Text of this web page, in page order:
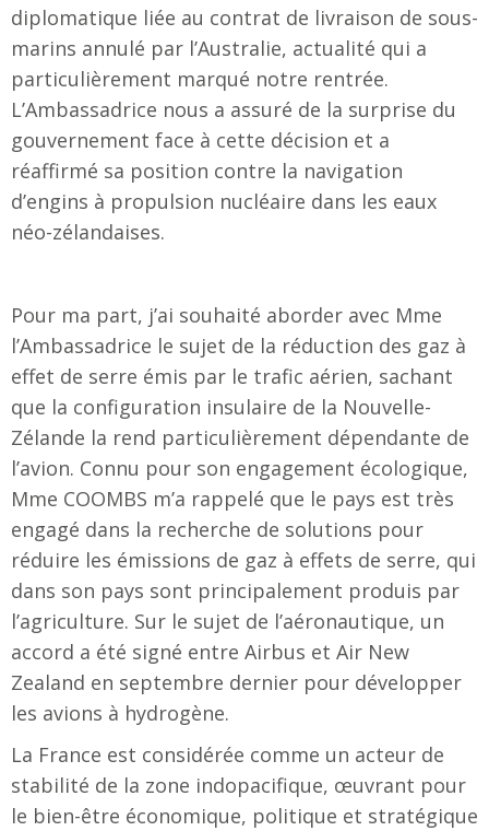
diplomatique liée au contrat de livraison de sous-
marins annulé par l’Australie, actualité qui a
particulièrement marqué notre rentrée.
L’Ambassadrice nous a assuré de la surprise du
gouvernement face à cette décision et a
réaffirmé sa position contre la navigation
d’engins à propulsion nucléaire dans les eaux
néo-zélandaises.
Pour ma part, j’ai souhaité aborder avec Mme
l’Ambassadrice le sujet de la réduction des gaz à
effet de serre émis par le trafic aérien, sachant
que la configuration insulaire de la Nouvelle-
Zélande la rend particulièrement dépendante de
l’avion. Connu pour son engagement écologique,
Mme COOMBS m’a rappelé que le pays est très
engagé dans la recherche de solutions pour
réduire les émissions de gaz à effets de serre, qui
dans son pays sont principalement produis par
l’agriculture. Sur le sujet de l’aéronautique, un
accord a été signé entre Airbus et Air New
Zealand en septembre dernier pour développer
les avions à hydrogène.
La France est considérée comme un acteur de
stabilité de la zone indopacifique, œuvrant pour
le bien-être économique, politique et stratégique